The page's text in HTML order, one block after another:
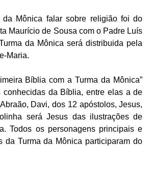
Mônica falar sobre religião foi do
Maurício de Sousa com o Padre Luís
da Mônica será distribuida pela
Maria.
Bíblia com a Turma da Mônica”
conhecidas da Bíblia, entre elas a de
Davi, dos 12 apóstolos, Jesus,
será Jesus das ilustrações de
Todos os personagensprincipais e
da Turma da Mônica participaram do